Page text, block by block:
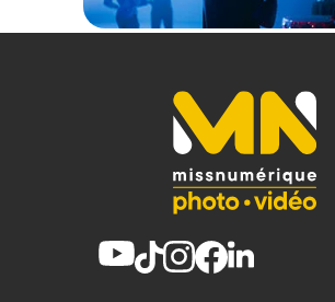
PHYSIQUE
Matériau de la bague : Aluminium
CONTENU DU CARTON
1x Tiffen filtre Glimmerglass 1/2 46mm
Offre valable jusqu'au 07-08-2026 inclus.
Code EAN Tiffen filtre Glimmerglass 1/2